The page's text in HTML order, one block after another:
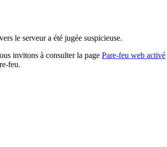
le serveur a été jugée suspicieuse.
invitons à consulter la page Pare-feu web activé
feu.